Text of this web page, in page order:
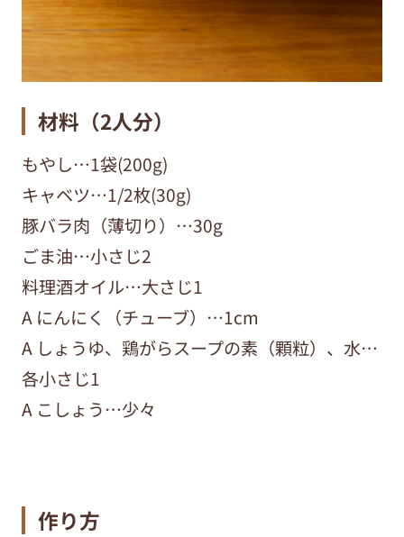
材料（2人分）
もやし…1袋(200g)
キャベツ…1/2枚(30g)
豚バラ肉（薄切り）…30g
ごま油…小さじ2
料理酒オイル…大さじ1
A にんにく（チューブ）…1cm
A しょうゆ、鶏がらスープの素（顆粒）、水…
各小さじ1
A こしょう…少々
作り方